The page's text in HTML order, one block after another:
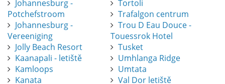
Johannesburg -
Potchefstroom
Johannesburg -
Vereeniging
Jolly Beach Resort
Kaanapali - letiště
Kamloops
Kanata
Tortoli
Trafalgon centrum
Trou D Eau Douce -
Touessrok Hotel
Tusket
Umhlanga Ridge
Umtata
Val Dor letiště